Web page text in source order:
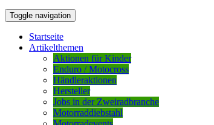
Toggle navigation
Startseite
Artikelthemen
Aktionen für Kinder
Enduro / Motocross
Händleraktionen
Hersteller
Jobs in der Zweiradbranche
Motorraddiebstahl